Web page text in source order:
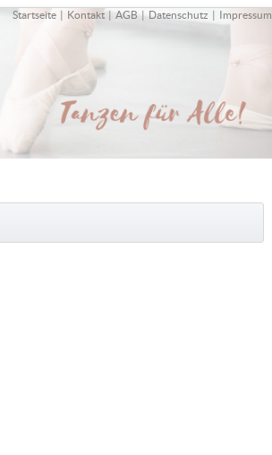
Startseite | Kontakt | AGB | Datenschutz | Impressum